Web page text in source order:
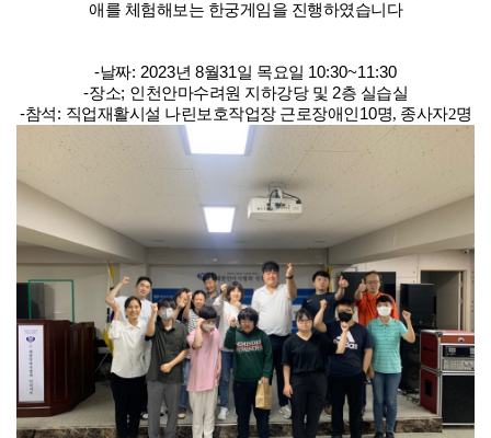
애를 체험해보는 한궁게임을 진행하였습니다
-날짜: 2023년 8월31일 목요일 10:30~11:30
-장소; 인천안마수려원 지하강당 및 2층 실습실
-참석: 직업재활시설 나린보호작업장 근로장애인 10명, 종사자2명